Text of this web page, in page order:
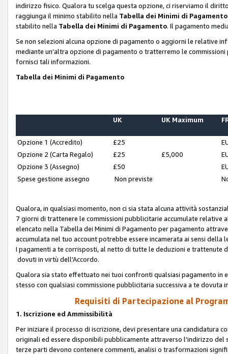
indirizzo fisico. Qualora tu scelga questa opzione, ci riserviamo il
raggiunga il minimo stabilito nella Tabella dei Minimi di Pagamento
stabilito nella Tabella dei Minimi di Pagamento. Il pagamento
Se non selezioni alcuna opzione di pagamento o aggiorni le relative
mediante un’altra opzione di pagamento o tratterremo le
fornisci tali informazioni.
Tabella dei Minimi di Pagamento
UK UK Maximum
Opzione 1 (Accredito) £25
Opzione 2 (Carta Regalo)
£25 £5,000
Opzione 3 (Assegno)
£50
Spese gestione assegno
Non previste
Qualora, in qualsiasi momento, non ci sia stata alcuna attività
7 giorni di trattenere le commissioni pubblicitarie accumulate
elencato nella Tabella dei Minimi di Pagamento per pagamento
accumulata nel tuo account potrebbe essere incamerata ai sensi
I pagamenti a te corrisposti, al netto di tutte le deduzioni e trattenute
dovuti in virtù dell'Accordo.
Qualora sia stato effettuato nei tuoi confronti qualsiasi pagamento in
stesso con qualsiasi commissione pubblicitaria successiva a te dovuta
Requisiti di Partecipazione al
1. Iscrizione ed Ammissibilità
Per iniziare il processo di iscrizione, devi presentare una candidatura
originali ed essere disponibili pubblicamente attraverso l'indirizzo
terze parti devono contenere commenti, analisi o trasformazioni